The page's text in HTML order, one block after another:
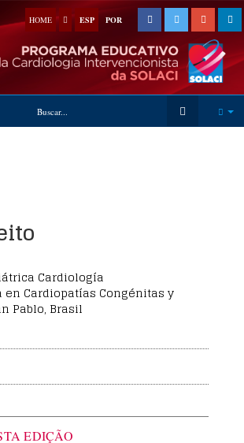
HOME ESP POR
Cardiología
Cardiopatías Congénitas y
Pablo, Brasil
EDIÇÃO